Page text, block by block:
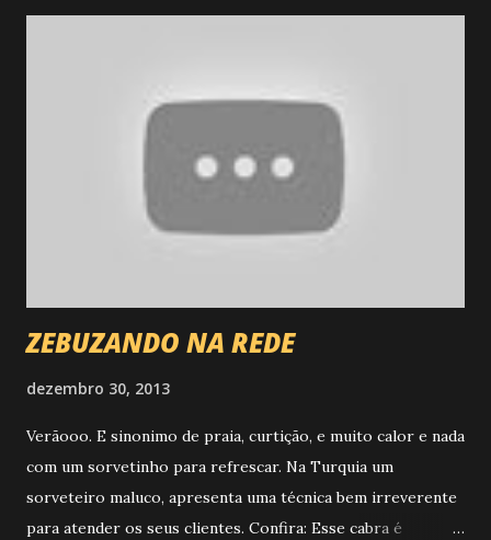
mais esquisito q só vc pode realizar. PIOR: Chego uma
hora q encheu o saco praaaaa caralh****. 2 - PROTESTOS
PELO PAÍS: O fato mais importante desse ano sem duvida,
foram as manifestações por todo o país que inicialmente
surgiram para contestar os aumentos nas tarifas de
ZEBUZANDO NA REDE
dezembro 30, 2013
Verãooo. E sinonimo de praia, curtição, e muito calor e nada
com um sorvetinho para refrescar. Na Turquia um
sorveteiro maluco, apresenta uma técnica bem irreverente
para atender os seus clientes. Confira: Esse cabra é